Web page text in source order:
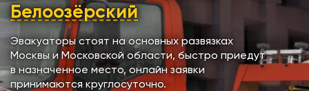
Белоозёрский
Эвакуаторы стоят на основных развязках
Москвы и Московской области, быстро приедут
в назначенное место, онлайн заявки
принимаются круглосуточно.